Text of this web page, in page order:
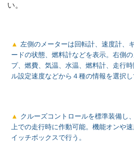
い。
左側のメーターは回転計、速度計、
ードの状態、燃料計などを表示。右側
プ、燃費、気温、水温、燃料計、走行
ル設定速度などから４種の情報を選択し
クルーズコントロールを標準装備し
上での走行時に作動可能。機能オンや
イッチボックスで行う。